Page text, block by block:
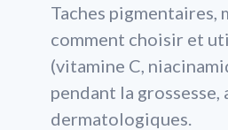
Taches pigmentaires,
comment choisir et
(vitamine C,
pendant la
dermatologiques.